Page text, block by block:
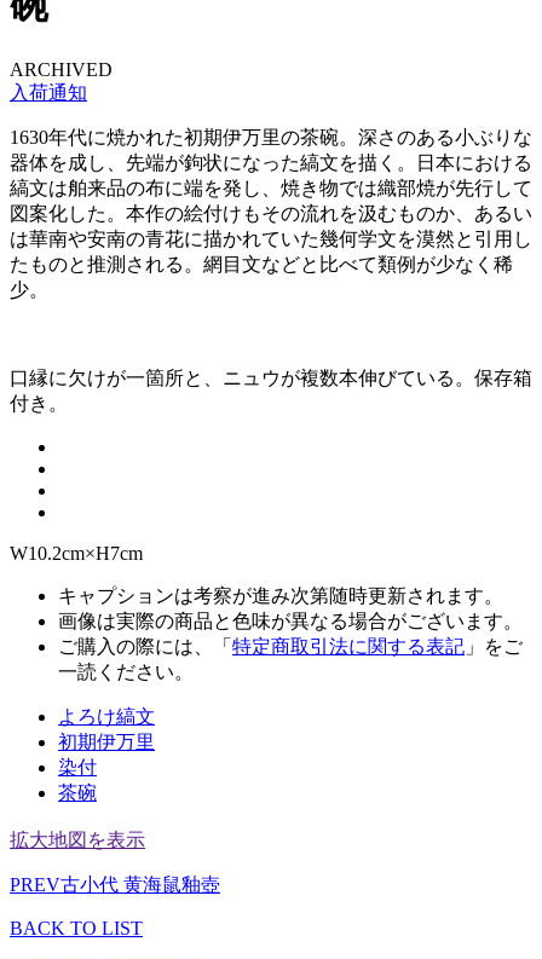
ARCHIVED
入荷通知
1630年代に焼かれた初期伊万里の茶碗。深さのある小ぶりな
器体を成し、先端が鉤状になった縞文を描く。日本における
縞文は舶来品の布に端を発し、焼き物では織部焼が先行して
図案化した。本作の絵付けもその流れを汲むものか、あるい
は華南や安南の青花に描かれていた幾何学文を漠然と引用し
たものと推測される。網目文などと比べて類例が少なく稀
少。
口縁に欠けが一箇所と、ニュウが複数本伸びている。保存箱
付き。
W10.2cm×H7cm
キャプションは考察が進み次第随時更新されます。
画像は実際の商品と色味が異なる場合がございます。
ご購入の際には、「 特定商取引法に関する表記 」をご
一読ください。
よろけ縞文
初期伊万里
染付
茶碗
拡大地図を表示
PREV古小代 黄海鼠釉壺
BACK TO LIST